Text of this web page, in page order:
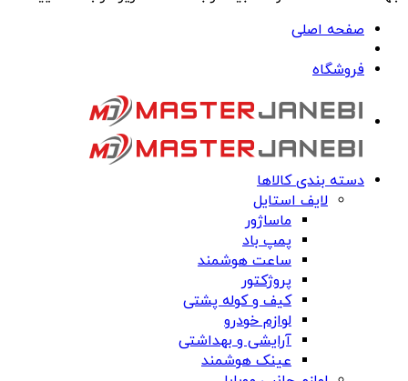
صفحه اصلی
فروشگاه
دسته بندی کالاها
لایف استایل
ماساژور
پمپ باد
ساعت هوشمند
پروژکتور
کیف و کوله پشتی
لوازم خودرو
آرایشی و بهداشتی
عینک هوشمند